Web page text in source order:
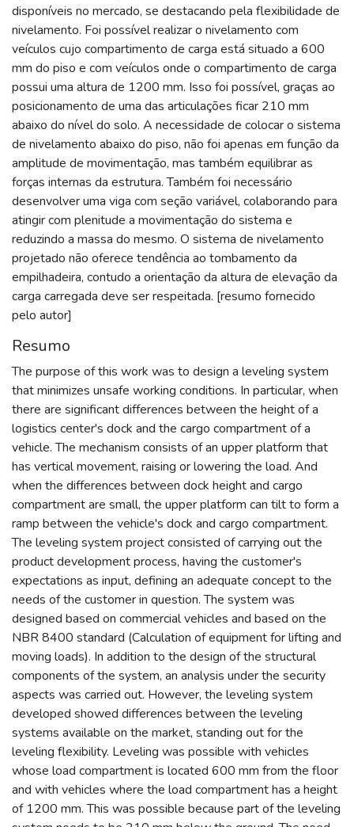
disponíveis no mercado, se destacando pela flexibilidade de
nivelamento. Foi possível realizar o nivelamento com
veículos cujo compartimento de carga está situado a 600
mm do piso e com veículos onde o compartimento de carga
possui uma altura de 1200 mm. Isso foi possível, graças ao
posicionamento de uma das articulações ficar 210 mm
abaixo do nível do solo. A necessidade de colocar o sistema
de nivelamento abaixo do piso, não foi apenas em função da
amplitude de movimentação, mas também equilibrar as
forças internas da estrutura. Também foi necessário
desenvolver uma viga com seção variável, colaborando para
atingir com plenitude a movimentação do sistema e
reduzindo a massa do mesmo. O sistema de nivelamento
projetado não oferece tendência ao tombamento da
empilhadeira, contudo a orientação da altura de elevação da
carga carregada deve ser respeitada. [resumo fornecido
pelo autor]
Resumo
The purpose of this work was to design a leveling system
that minimizes unsafe working conditions. In particular, when
there are significant differences between the height of a
logistics center's dock and the cargo compartment of a
vehicle. The mechanism consists of an upper platform that
has vertical movement, raising or lowering the load. And
when the differences between dock height and cargo
compartment are small, the upper platform can tilt to form a
ramp between the vehicle's dock and cargo compartment.
The leveling system project consisted of carrying out the
product development process, having the customer's
expectations as input, defining an adequate concept to the
needs of the customer in question. The system was
designed based on commercial vehicles and based on the
NBR 8400 standard (Calculation of equipment for lifting and
moving loads). In addition to the design of the structural
components of the system, an analysis under the security
aspects was carried out. However, the leveling system
developed showed differences between the leveling
systems available on the market, standing out for the
leveling flexibility. Leveling was possible with vehicles
whose load compartment is located 600 mm from the floor
and with vehicles where the load compartment has a height
of 1200 mm. This was possible because part of the leveling